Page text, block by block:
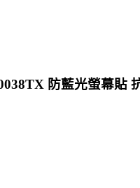
防藍光螢幕貼